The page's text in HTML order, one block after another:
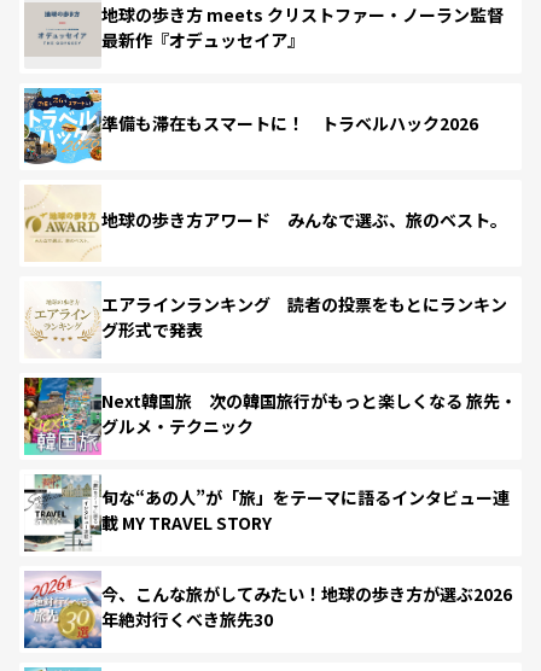
地球の歩き方 meets クリストファー・ノーラン監督
最新作『オデュッセイア』
準備も滞在もスマートに！ トラベルハック2026
地球の歩き方アワード みんなで選ぶ、旅のベスト。
エアラインランキング 読者の投票をもとにランキン
グ形式で発表
Next韓国旅 次の韓国旅行がもっと楽しくなる 旅先・
グルメ・テクニック
旬な“あの人”が「旅」をテーマに語るインタビュー連
載 MY TRAVEL STORY
今、こんな旅がしてみたい！地球の歩き方が選ぶ2026
年絶対行くべき旅先30